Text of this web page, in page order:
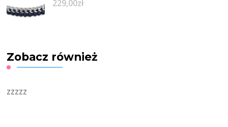
229,00zł
Zobacz również
zzzzz